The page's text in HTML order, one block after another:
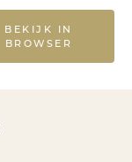
BEKIJK IN
BROWSER